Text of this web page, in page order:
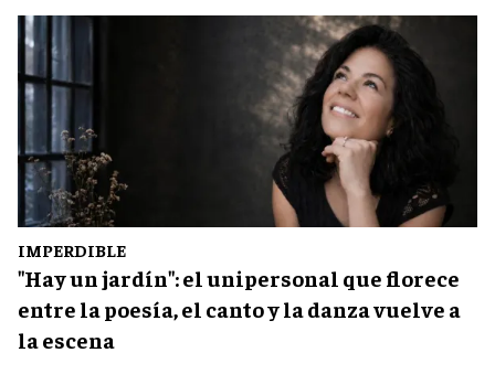
IMPERDIBLE
"Hay un jardín": el unipersonal que florece
entre la poesía, el canto y la danza vuelve a
la escena